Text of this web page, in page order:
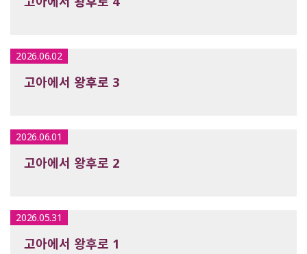
2026.06.02
고아에서 왕후로 3
2026.06.01
고아에서 왕후로 2
2026.05.31
고아에서 왕후로 1